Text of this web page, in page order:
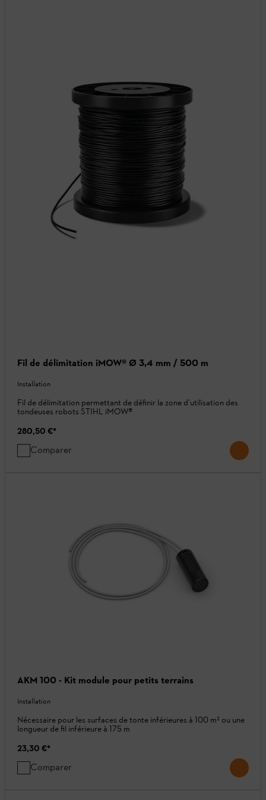
Fil de délimitation iMOW® Ø 3,4 mm / 500 m
Installation
Fil de délimitation permettant de définir la zone d’utilisation des
tondeuses robots STIHL iMOW®
280,50 €*
Comparer
AKM 100 - Kit module pour petits terrains
Installation
Nécessaire pour les surfaces de tonte inférieures à 100 m² ou une
longueur de fil inférieure à 175 m
23,30 €*
Comparer